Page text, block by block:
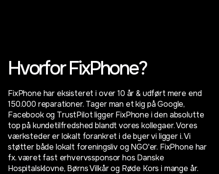
Hvorfor FixPhone?
FixPhone har eksisteret i over 10 år & udført mere end
150.000 reparationer. Tager man et kig på Google,
Facebook og TrustPilot ligger FixPhone i den absolutte
top på kundetilfredshed blandt vores kollegaer. Vores
værksteder er lokalt forankret i de byer vi ligger i. Vi
støtter både lokalt foreningsliv og NGO'er. FixPhone har
fx. været fast erhvervssponsor hos Danske
Hospitalsklovne, Børns Vilkår og Røde Kors i mange år.